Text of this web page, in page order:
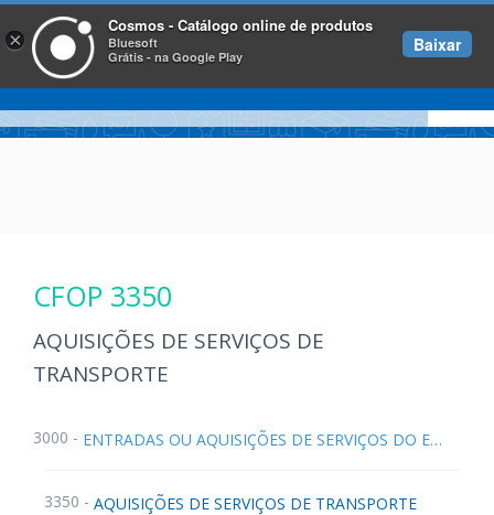
CFOP 3350
AQUISIÇÕES DE SERVIÇOS DE
TRANSPORTE
3000 - ENTRADAS OU AQUISIÇÕES DE SERVIÇOS DO EXTERIOR
3350 - AQUISIÇÕES DE SERVIÇOS DE TRANSPORTE
×
Cosmos - Catálogo online de produtos
Bluesoft
Grátis - na Google Play
Baixar